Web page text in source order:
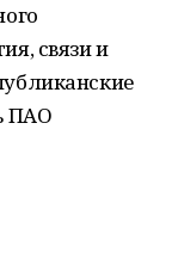
связи и
ПАО